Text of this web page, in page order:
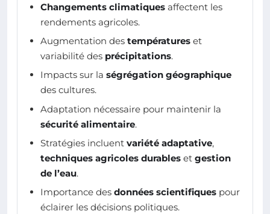
Changements climatiques affectent les
rendements agricoles.
Augmentation des températures et
variabilité des précipitations.
Impacts sur la ségrégation géographique
des cultures.
Adaptation nécessaire pour maintenir la
sécurité alimentaire.
Stratégies incluent variété adaptative,
techniques agricoles durables et gestion
de l’eau.
Importance des données scientifiques pour
éclairer les décisions politiques.